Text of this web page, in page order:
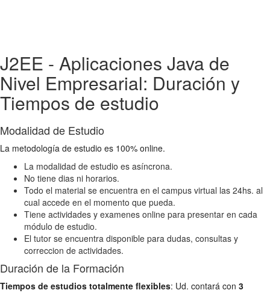
J2EE - Aplicaciones Java de
Nivel Empresarial: Duración y
Tiempos de estudio
Modalidad de Estudio
La metodología de estudio es 100% online.
La modalidad de estudio es asíncrona.
No tiene dias ni horarios.
Todo el material se encuentra en el campus virtual las 24hs. al
cual accede en el momento que pueda.
Tiene actividades y examenes online para presentar en cada
módulo de estudio.
El tutor se encuentra disponible para dudas, consultas y
correccion de actividades.
Duración de la Formación
Tiempos de estudios totalmente flexibles: Ud. contará con 3